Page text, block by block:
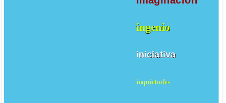
ingenio
iniciativa
inquietudes